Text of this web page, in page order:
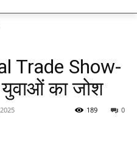
Trade Show-
का जोश
0
189